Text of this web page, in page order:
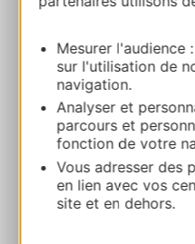
Mesurer l'audience
sur l'utilisation de
navigation.
Analyser et
parcours et
fonction de votre
Vous adresser des
en lien avec vos
site et en dehors.
Musée du
Place de
Route & Zugang
+33687012515